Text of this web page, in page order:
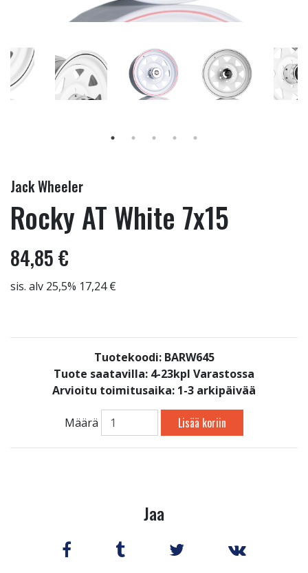
Jack Wheeler
Rocky AT White 7x15
84,85 €
sis. alv 25,5% 17,24 €
Tuotekoodi: BARW645
Tuote saatavilla: 4-23kpl Varastossa
Arvioitu toimitusaika: 1-3 arkipäivää
Määrä Lisää koriin
Jaa